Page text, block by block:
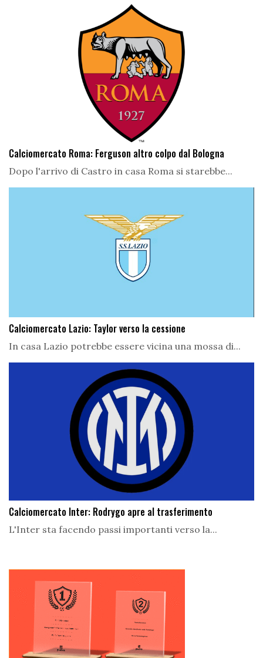
Calciomercato Roma: Ferguson altro colpo dal Bologna
Dopo l'arrivo di Castro in casa Roma si starebbe...
Calciomercato Lazio: Taylor verso la cessione
In casa Lazio potrebbe essere vicina una mossa di...
Calciomercato Inter: Rodrygo apre al trasferimento
L'Inter sta facendo passi importanti verso la...